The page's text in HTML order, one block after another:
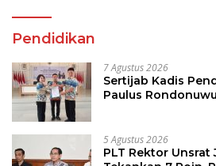
Pendidikan
7 Agustus 2026
Sertijab Kadis
Paulus
5 Agustus 2026
PLT Rektor